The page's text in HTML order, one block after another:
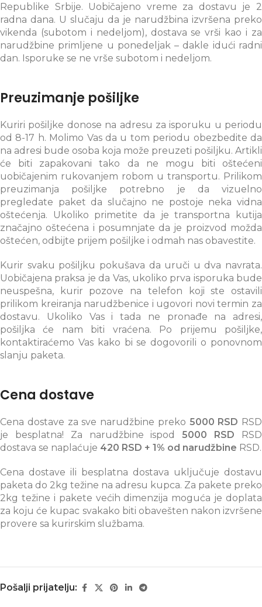
Republike Srbije. Uobičajeno vreme za dostavu je 2
radna dana. U slučaju da je narudžbina izvršena preko
vikenda (subotom i nedeljom), dostava se vrši kao i za
narudžbine primljene u ponedeljak – dakle idući radni
dan. Isporuke se ne vrše subotom i nedeljom.
Preuzimanje pošiljke
Kuriri pošiljke donose na adresu za isporuku u periodu
od 8-17 h. Molimo Vas da u tom periodu obezbedite da
na adresi bude osoba koja može preuzeti pošiljku. Artikli
će biti zapakovani tako da ne mogu biti oštećeni
uobičajenim rukovanjem robom u transportu. Prilikom
preuzimanja pošiljke potrebno je da vizuelno
pregledate paket da slučajno ne postoje neka vidna
oštećenja. Ukoliko primetite da je transportna kutija
značajno oštećena i posumnjate da je proizvod možda
oštećen, odbijte prijem pošiljke i odmah nas obavestite.
Kurir svaku pošiljku pokušava da uruči u dva navrata.
Uobičajena praksa je da Vas, ukoliko prva isporuka bude
neuspešna, kurir pozove na telefon koji ste ostavili
prilikom kreiranja narudžbenice i ugovori novi termin za
dostavu. Ukoliko Vas i tada ne pronađe na adresi,
pošiljka će nam biti vraćena. Po prijemu pošiljke,
kontaktiraćemo Vas kako bi se dogovorili o ponovnom
slanju paketa.
Cena dostave
Cena dostave za sve narudžbine preko 5000 RSD RSD
je besplatna! Za narudžbine ispod5000 RSD RSD
dostava se naplaćuje 420 RSD + 1% od narudžbine RSD.
Cena dostave ili besplatna dostava uključuje dostavu
paketa do 2kg težine na adresu kupca. Za pakete preko
2kg težine i pakete većih dimenzija moguća je doplata
za koju će kupac svakako biti obavešten nakon izvršene
provere sa kurirskim službama.
Pošalji prijatelju: